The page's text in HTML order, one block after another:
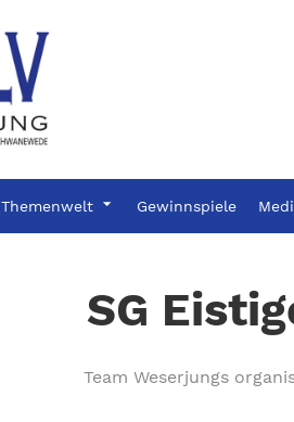
Themenwelt Gewinnspiele
SG
Team Weserjungs